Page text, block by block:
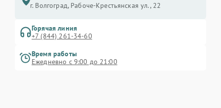
г. Волгоград, Рабоче-Крестьянская ул., 22
Горячая линия
+7 (844) 261-34-60
Время работы
Ежедневно с 9:00 до 21:00